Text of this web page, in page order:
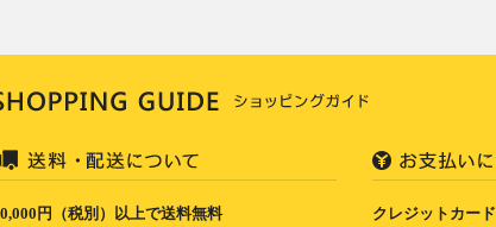
円（税別）以上で送料無料 クレジットカード